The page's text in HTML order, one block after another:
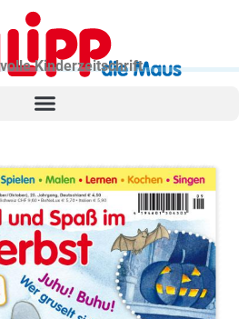
Kinderzeitschrift